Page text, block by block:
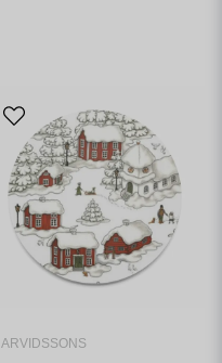
ARVIDSSONS